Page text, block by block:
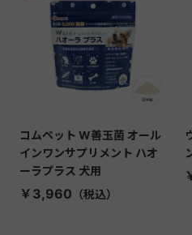
コムペット W善玉菌 オール
インワンサプリメント ハオ
ーラプラス 犬用
￥3,960